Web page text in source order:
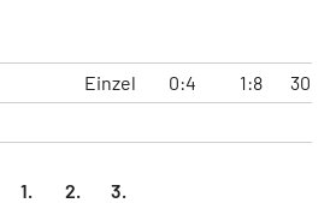
Einzel 0:4 1:8
30:47
1.
2.
3.